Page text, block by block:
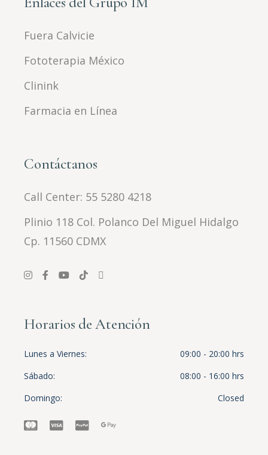
Fuera Calvicie
Fototerapia México
Clinink
Farmacia en Línea
Contáctanos
Call Center: 55 5280 4218
Plinio 118 Col. Polanco Del Miguel Hidalgo
Cp. 11560 CDMX
Horarios de Atención
Lunes a Viernes
09:00 - 20:00 hrs
Sábado
08:00 - 16:00 hrs
Domingo
Closed